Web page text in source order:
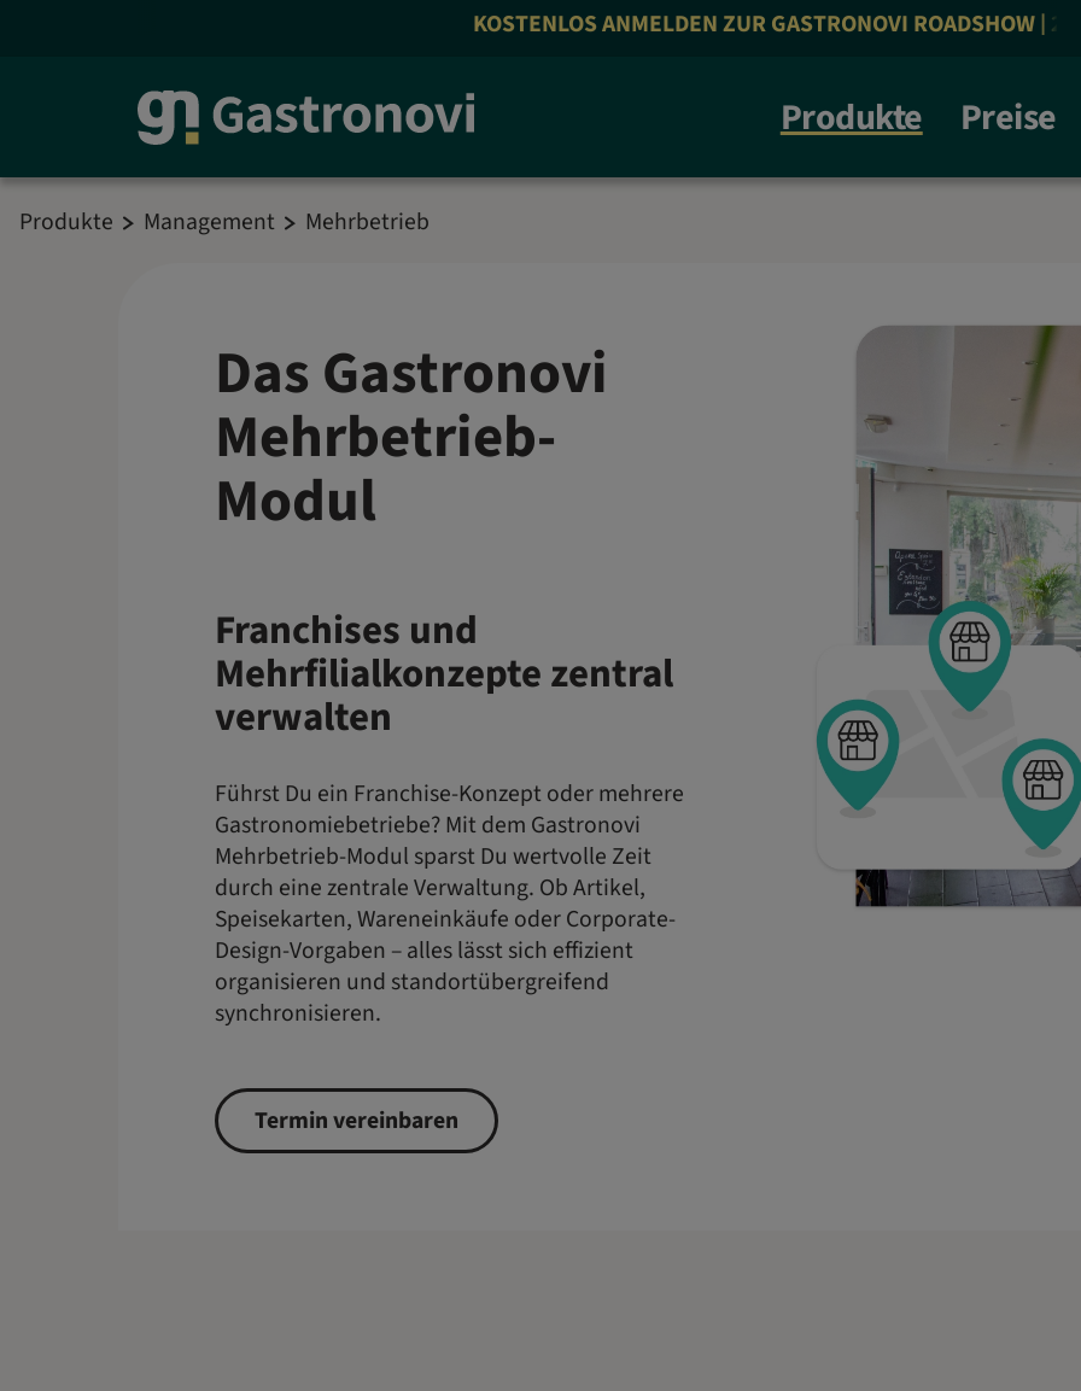
KOSTENLOS ANMELDEN ZUR GASTRONOVI ROADSHOW |
Produkte Preise
Produkte Management Mehrbetrieb
Das Gastronovi
Mehrbetrieb-
Modul
Franchises und
Mehrfilialkonzepte zentral
verwalten
Führst Du ein Franchise-Konzept oder mehrere
Gastronomiebetriebe? Mit dem Gastronovi
Mehrbetrieb-Modul sparst Du wertvolle Zeit
durch eine zentrale Verwaltung. Ob Artikel,
Speisekarten, Wareneinkäufe oder Corporate-
Design-Vorgaben – alles lässt sich effizient
organisieren und standortübergreifend
synchronisieren.
Termin vereinbaren